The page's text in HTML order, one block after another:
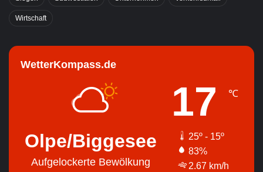
Wirtschaft
WetterKompass.de
Olpe/Biggesee
Aufgelockerte Bewölkung
17 ℃
25º - 15º
83%
2.67 km/h